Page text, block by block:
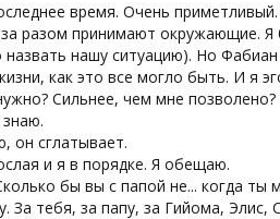
время. Очень
разом принимают окружающие.
нашу ситуацию). Но
как это все могло быть. И я
Сильнее, чем мне
он сглатывает.
и я в порядке. Я обещаю.
бы вы с папой не... когда ты
За тебя, за папу, за Гийома,